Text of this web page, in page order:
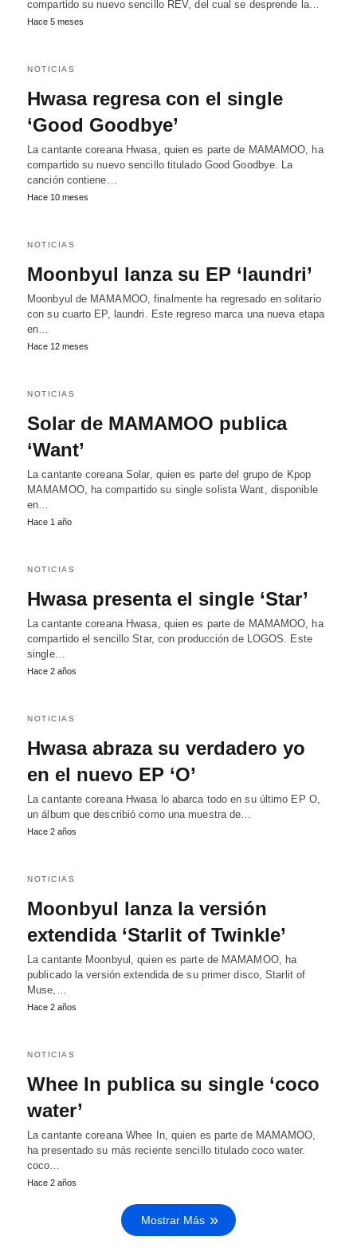
compartido su nuevo sencillo REV, del cual se desprende la…
Hace 5 meses
NOTICIAS
Hwasa regresa con el single
‘Good Goodbye’
La cantante coreana Hwasa, quien es parte de MAMAMOO, ha
compartido su nuevo sencillo titulado Good Goodbye. La
canción contiene…
Hace 10 meses
NOTICIAS
Moonbyul lanza su EP ‘laundri’
Moonbyul de MAMAMOO, finalmente ha regresado en solitario
con su cuarto EP, laundri. Este regreso marca una nueva etapa
en…
Hace 12 meses
NOTICIAS
Solar de MAMAMOO publica
‘Want’
La cantante coreana Solar, quien es parte del grupo de Kpop
MAMAMOO, ha compartido su single solista Want, disponible
en…
Hace 1 año
NOTICIAS
Hwasa presenta el single ‘Star’
La cantante coreana Hwasa, quien es parte de MAMAMOO, ha
compartido el sencillo Star, con producción de LOGOS. Este
single…
Hace 2 años
NOTICIAS
Hwasa abraza su verdadero yo
en el nuevo EP ‘O’
La cantante coreana Hwasa lo abarca todo en su último EP O,
un álbum que describió como una muestra de…
Hace 2 años
NOTICIAS
Moonbyul lanza la versión
extendida ‘Starlit of Twinkle’
La cantante Moonbyul, quien es parte de MAMAMOO, ha
publicado la versión extendida de su primer disco, Starlit of
Muse,…
Hace 2 años
NOTICIAS
Whee In publica su single ‘coco
water’
La cantante coreana Whee In, quien es parte de MAMAMOO,
ha presentado su más reciente sencillo titulado coco water.
coco…
Hace 2 años
Mostrar Más